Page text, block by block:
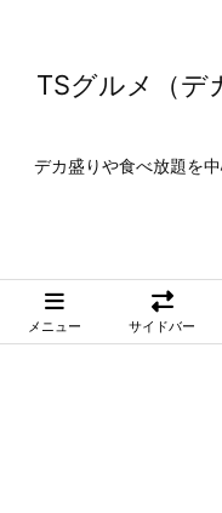
TSグルメ（デ
デカ盛りや食べ放題を
メニュー サイドバー